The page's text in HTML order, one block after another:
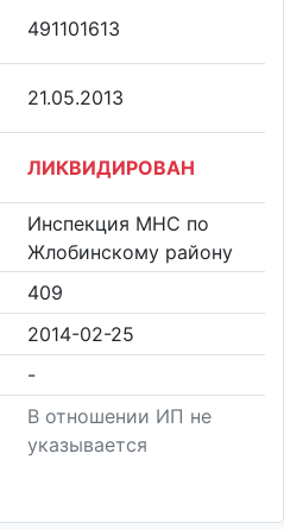
491101613
21.05.2013
ЛИКВИДИРОВАН
Инспекция МНС по
Жлобинскому району
409
2014-02-25
-
В отношении ИП не
указывается